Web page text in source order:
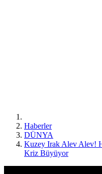
Haberler
DÜNYA
Kuzey Irak Alev Alev!
Kriz Büyüyor